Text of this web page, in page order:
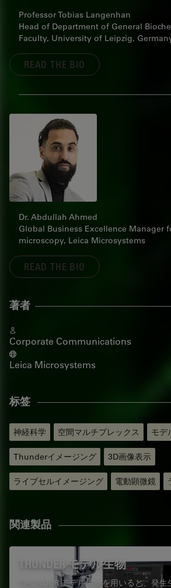
Professor Tobias Langenhan
Head of Department of General
Faculty, University of Leipzig,
READ THE BIO
Dr. Abdullah Ahmed
Global Business Excellence Manager
microscopy, Leica Microsystems
READ THE BIO
著者
Corporate Communications
Leica Microsystems
标签
神経科学 空間マルチプレックス モデ
Thunderイメージング 3D画像表示
ライブセルイメージング 電動顕微鏡
関連製品
THUNDER モデル生物
THUNDER モデル生物を用いると、発生